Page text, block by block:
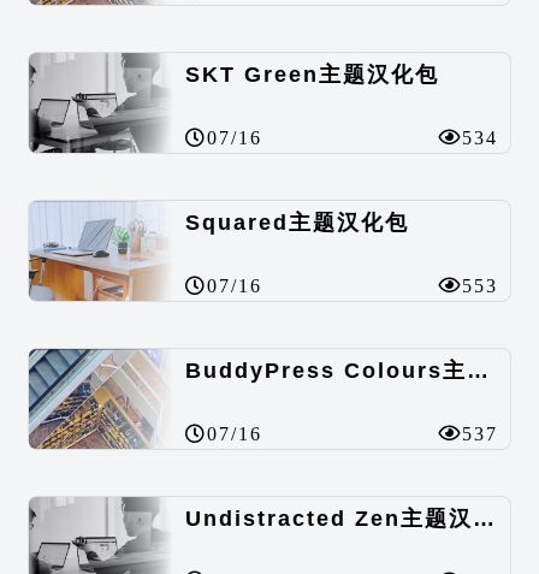
SKT Green主题汉化包
07/16 534
Squared主题汉化包
07/16 553
BuddyPress Colours主题汉化包
07/16 537
Undistracted Zen主题汉化包